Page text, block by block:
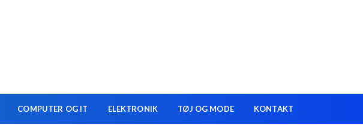
COMPUTER OG IT ELEKTRONIK TØJ OG MODE KONTAKT